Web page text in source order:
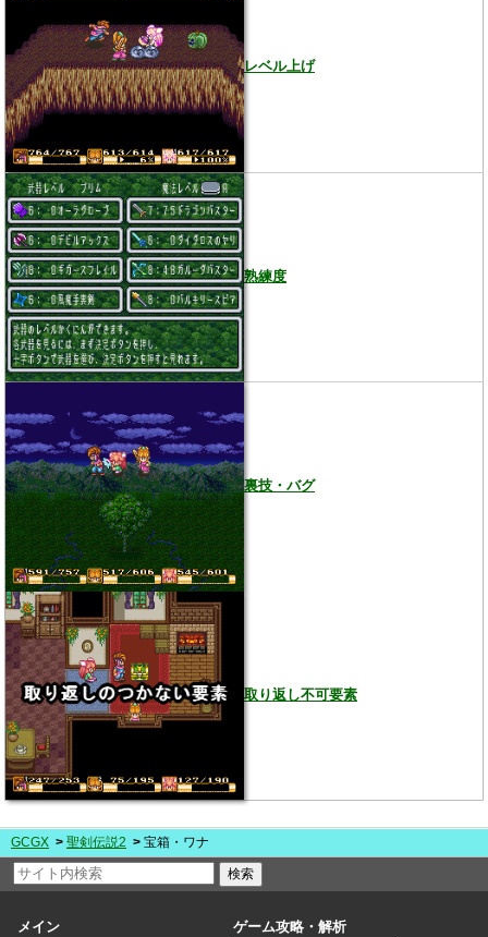
レベル上げ
熟練度
裏技・バグ
取り返し不可要素
GCGX 聖剣伝説2 宝箱・ワナ
メイン ゲーム攻略・解析